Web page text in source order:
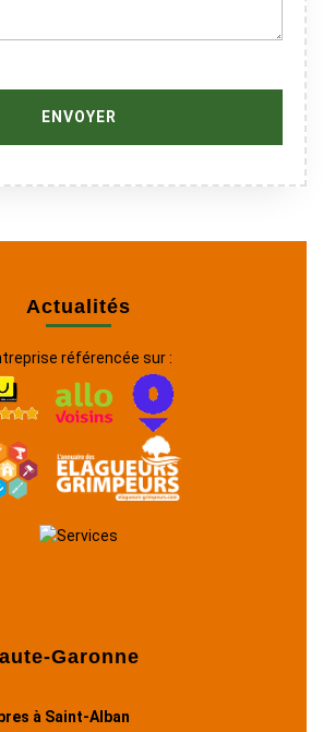
Actualités
référencée sur :
Garonne
à Saint-Alban